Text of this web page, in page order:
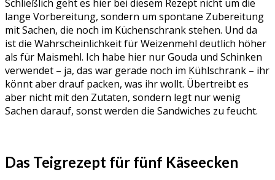
Schließlich geht es hier bei diesem Rezept nicht um die
lange Vorbereitung, sondern um spontane Zubereitung
mit Sachen, die noch im Küchenschrank stehen. Und da
ist die Wahrscheinlichkeit für Weizenmehl deutlich höher
als für Maismehl. Ich habe hier nur Gouda und Schinken
verwendet – ja, das war gerade noch im Kühlschrank – ihr
könnt aber drauf packen, was ihr wollt. Übertreibt es
aber nicht mit den Zutaten, sondern legt nur wenig
Sachen darauf, sonst werden die Sandwiches zu feucht.
Das Teigrezept für fünf Käseecken